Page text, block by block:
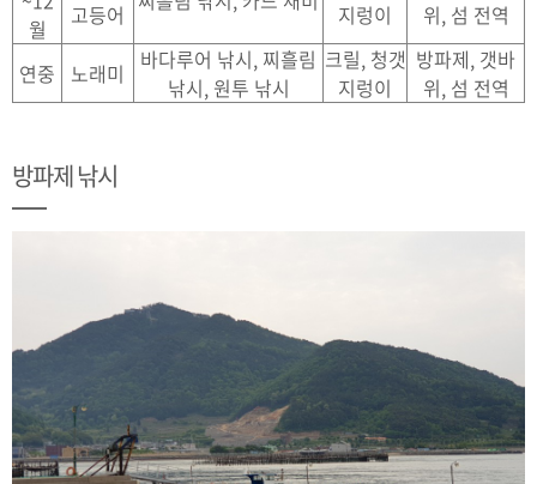
월
고등어
지렁이
위, 섬 전역
연중 노래미
바다루어 낚시, 찌흘림
낚시, 원투 낚시
크릴, 청갯
지렁이
방파제, 갯바
위, 섬 전역
방파제 낚시